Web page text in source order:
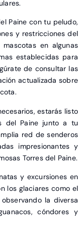
Paine con tu peludo,
y restricciones del
en algunas
establecidas para
de consultar las
actualizada sobre
estarás listo
del Paine junto a tu
red de senderos
impresionantes y
Torres del Paine.
y excursiones en
los glaciares como el
la diversa
cóndores y